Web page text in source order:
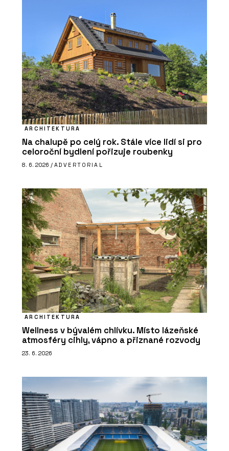
ARCHITEKTURA
Na chalupě po celý rok. Stále více lidí si pro
celoroční bydlení pořizuje roubenky
8. 6. 2026 / ADVERTORIAL
ARCHITEKTURA
Wellness v bývalém chlívku. Místo lázeňské
atmosféry cihly, vápno a přiznané rozvody
23. 6. 2026